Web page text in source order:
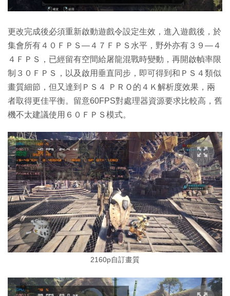
更改完成後必須重新啟動遊戲令設定生效，進入遊戲後，於
集會所有４０ＦＰＳ—４７ＦＰＳ水平，野外亦有３９—４
４ＦＰＳ，已經留有空間給屠龍混戰時變動，再開啟幀率限
制３０ＦＰＳ，以及啟用垂直同步，即可得到和ＰＳ４類似
畫質細節，但又達到ＰＳ４ ＰＲＯ的４Ｋ解析度效果，兩
者取得更佳平衡。留意60FPS對處理器資源要求比較高，舊
機不太建議使用６０ＦＰＳ模式。
2160p自訂畫質